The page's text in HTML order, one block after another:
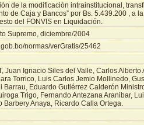
de la modificación intrainstitucional,
de Caja y Bancos” por Bs. 5.439.200 , a
del FONVIS en Liquidación.
Supremo, diciembre/2004
normas/verGratis/25462
Juan Ignacio Siles del Valle, Carlos
Torrico, Luis Carlos Jemio Mollinedo,
Barrau, Eduardo Gutiérrez Calderón
Trigo, Fernando Antezana Aranibar,
Barbery Anaya, Ricardo Calla Ortega.